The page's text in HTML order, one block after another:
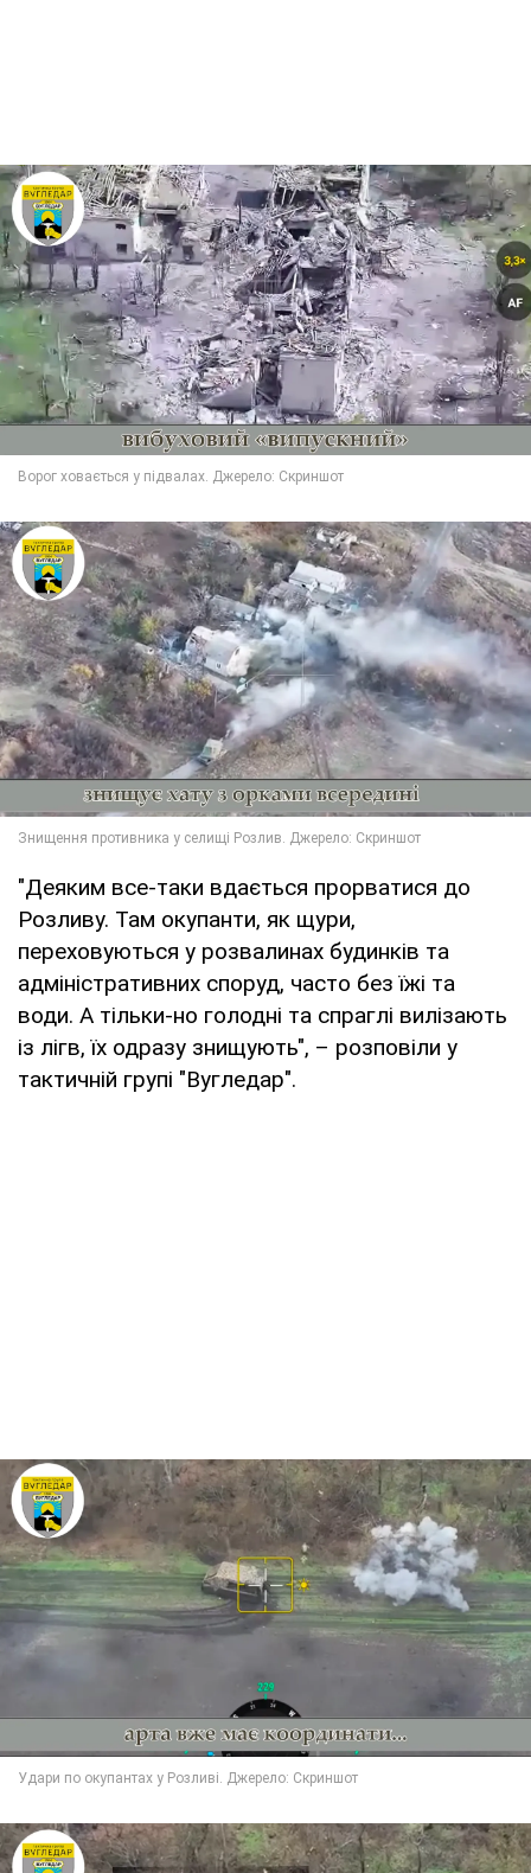
"Деяким все-таки вдається прорватися до
Розливу. Там окупанти, як щури,
переховуються у розвалинах будинків та
адміністративних споруд, часто без їжі та
води. А тільки-но голодні та спраглі вилізають
із лігв, їх одразу знищують", – розповіли у
тактичній групі "Вугледар".